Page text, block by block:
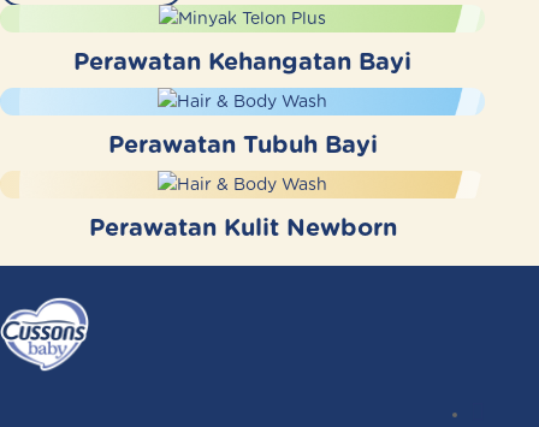
Perawatan Kehangatan Bayi
Perawatan Tubuh Bayi
Perawatan Kulit Newborn